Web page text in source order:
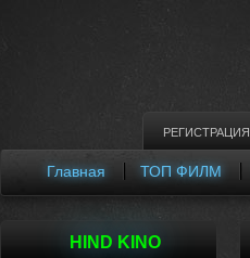
РЕГИСТРАЦИЯ
ТОП ФИЛМ
Главная
HIND KINO